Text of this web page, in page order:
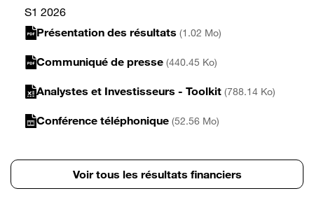
S1 2026
Présentation des résultats (1.02 Mo)
Communiqué de presse (440.45 Ko)
Analystes et Investisseurs - Toolkit (788.14 Ko)
Conférence téléphonique (52.56 Mo)
Voir tous les résultats financiers